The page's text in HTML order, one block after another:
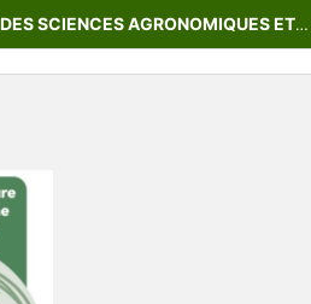
REVUE MAROCAINE DES SCIENCES AGRONOMIQUES ET VÉTÉRINAIRES